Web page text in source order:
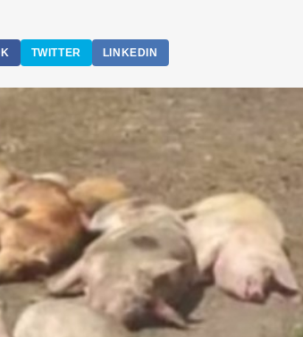
TWITTER LINKEDIN